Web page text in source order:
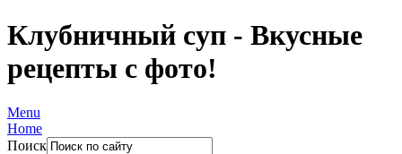
Клубничный суп - Вкусные
рецепты с фото!
Menu
Home
Поиск